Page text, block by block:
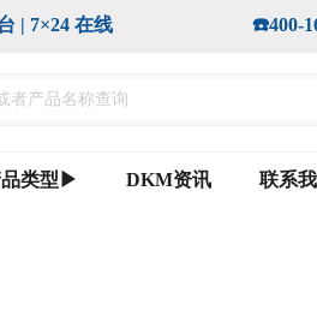
在线                             ☎️400-
品类型▶ DKM资讯 联系